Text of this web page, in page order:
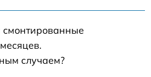
смонтированные
случаем?